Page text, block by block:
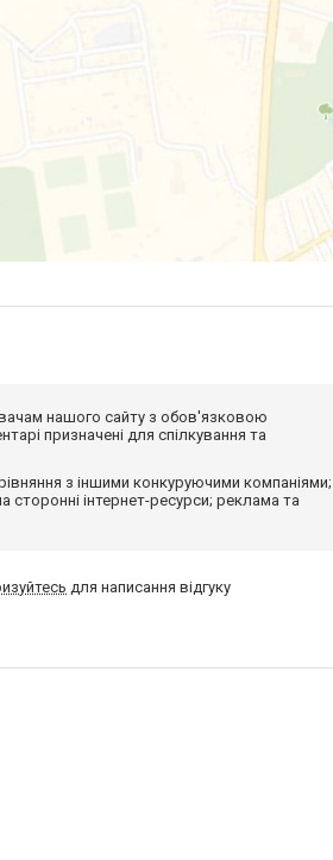
нашого сайту з обов'язковою
призначені для спілкування та
з іншими конкуруючими компаніями;
сторонні інтернет-ресурси; реклама та
для написання відгуку